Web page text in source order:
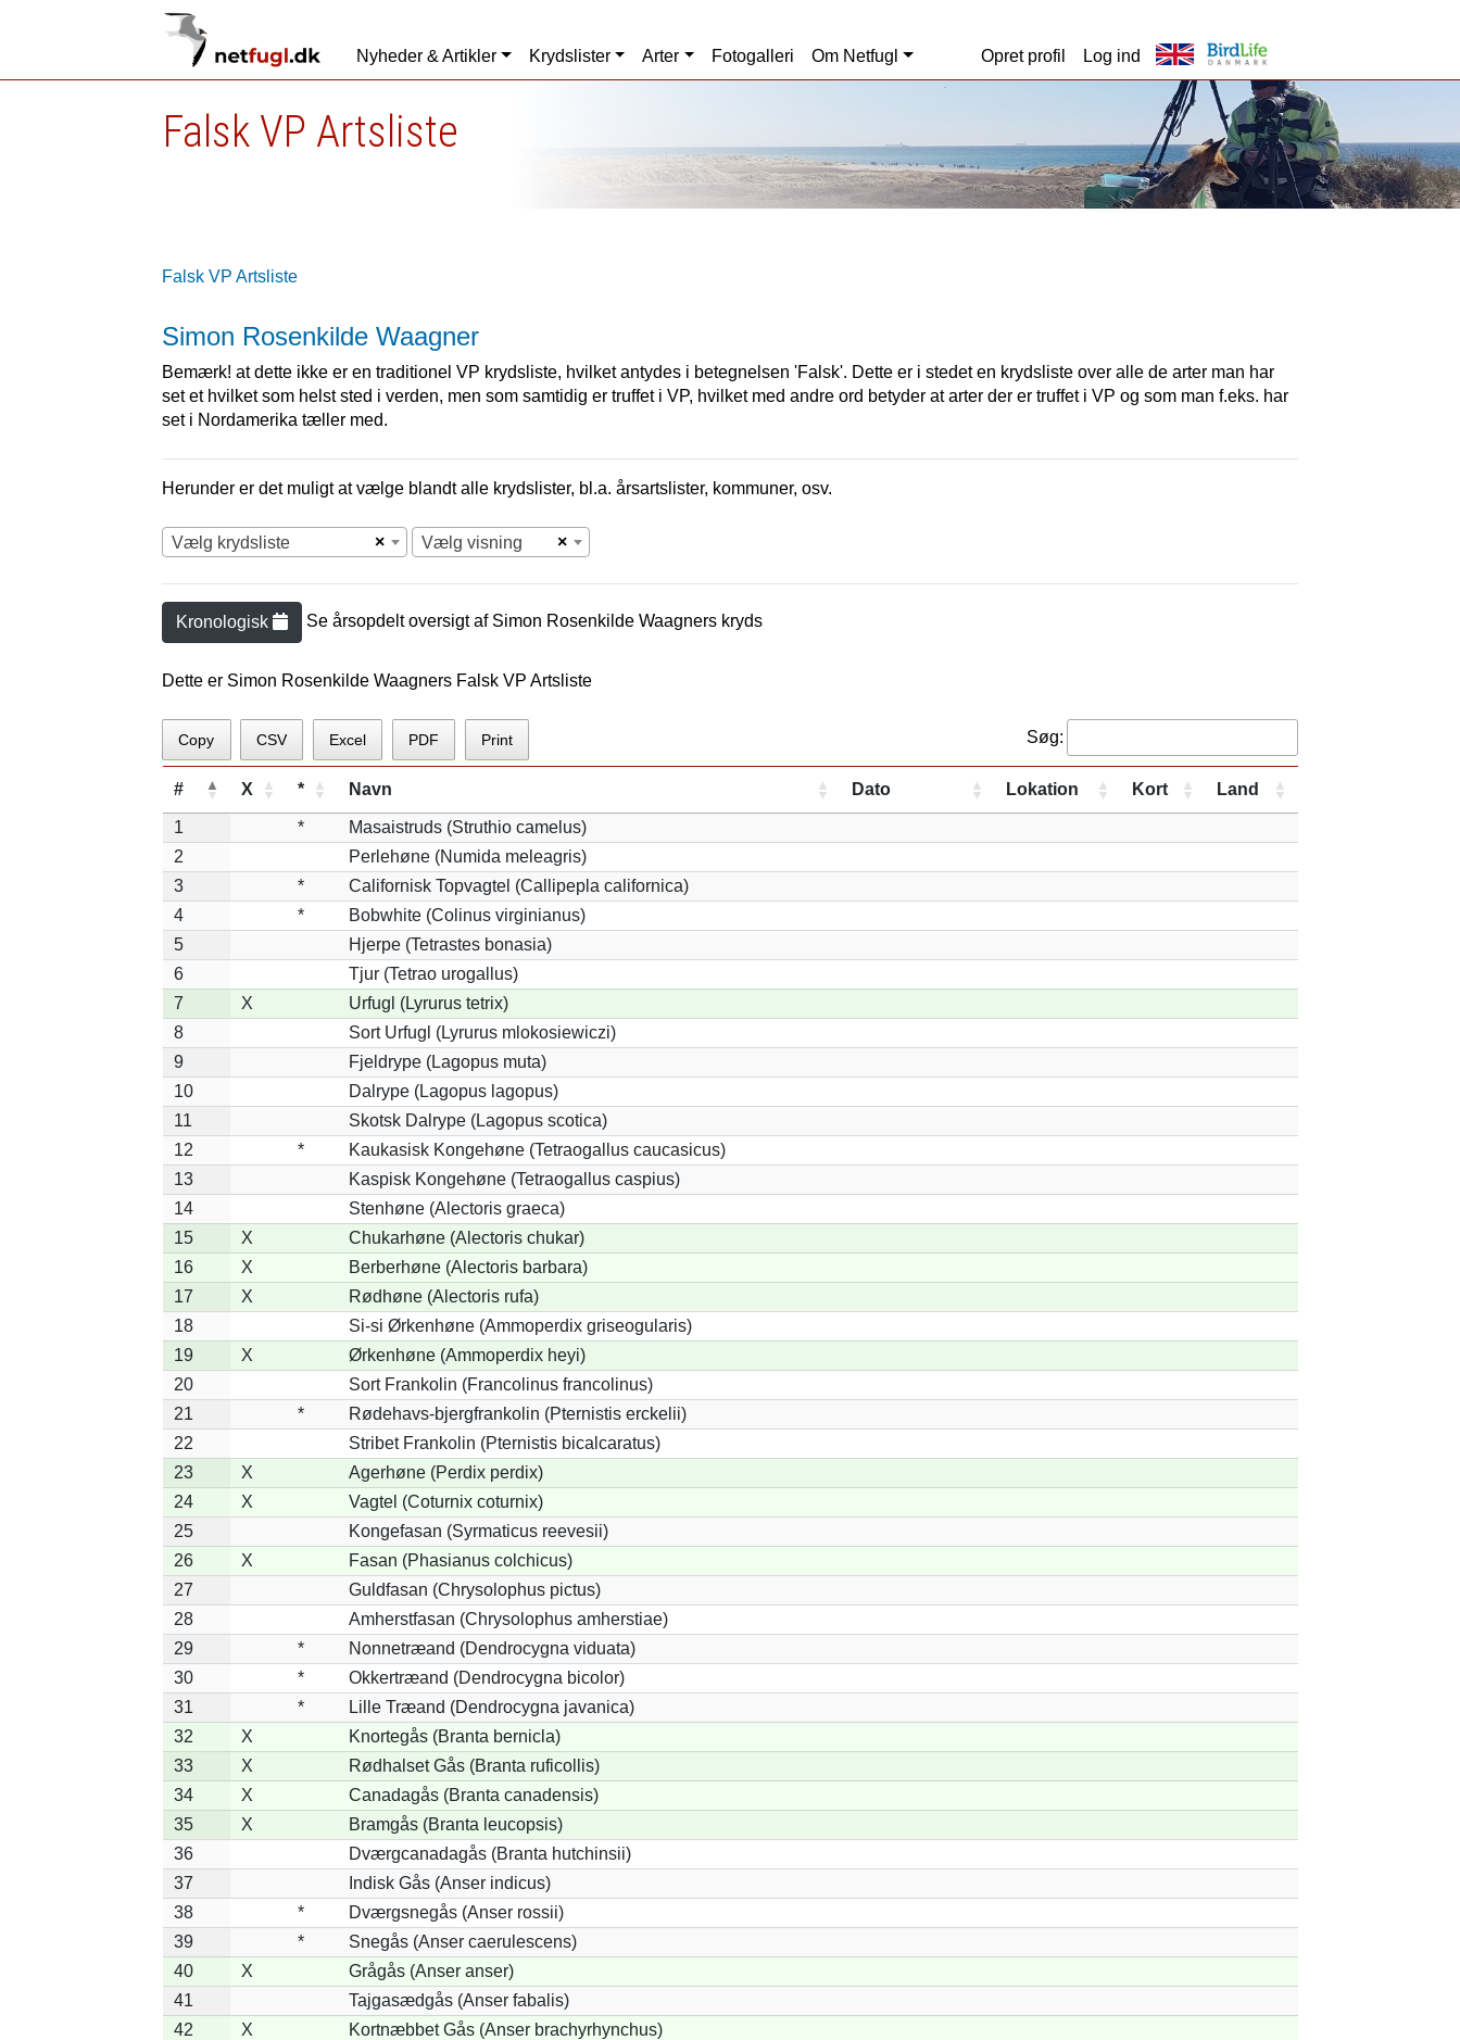
Nyheder & Artikler Krydslister Arter Fotogalleri Om Netfugl Opret profil Log ind
Falsk VP Artsliste
Falsk VP Artsliste
Simon Rosenkilde Waagner
Bemærk! at dette ikke er en traditionel VP krydsliste, hvilket antydes i betegnelsen 'Falsk'. Dette er i stedet en krydsliste over alle de arter man har
set et hvilket som helst sted i verden, men som samtidig er truffet i VP, hvilket med andre ord betyder at arter der er truffet i VP og som man f.eks. har
set i Nordamerika tæller med.
Herunder er det muligt at vælge blandt alle krydslister, bl.a. årsartslister, kommuner, osv.
×
Vælg krydsliste ×
Vælg visning
Kronologisk Se årsopdelt oversigt af Simon Rosenkilde Waagners kryds
Dette er Simon Rosenkilde Waagners Falsk VP Artsliste
Copy CSV Excel PDF Print Søg:
# X * Navn Dato Lokation Kort Land
1 *
Masaistruds (Struthio camelus)
2
Perlehøne (Numida meleagris)
3
*
Californisk Topvagtel (Callipepla californica)
4
*
Bobwhite (Colinus virginianus)
5
Hjerpe (Tetrastes bonasia)
6
Tjur (Tetrao urogallus)
7
X
Urfugl (Lyrurus tetrix)
8
Sort Urfugl (Lyrurus mlokosiewiczi)
9
Fjeldrype (Lagopus muta)
10
Dalrype (Lagopus lagopus)
11
Skotsk Dalrype (Lagopus scotica)
12
*
Kaukasisk Kongehøne (Tetraogallus caucasicus)
13
Kaspisk Kongehøne (Tetraogallus caspius)
14
Stenhøne (Alectoris graeca)
15
X
Chukarhøne (Alectoris chukar)
16
X
Berberhøne (Alectoris barbara)
17
X
Rødhøne (Alectoris rufa)
18
Si-si Ørkenhøne (Ammoperdix griseogularis)
19
X
Ørkenhøne (Ammoperdix heyi)
20
Sort Frankolin (Francolinus francolinus)
21
*
Rødehavs-bjergfrankolin (Pternistis erckelii)
22
Stribet Frankolin (Pternistis bicalcaratus)
23
X
Agerhøne (Perdix perdix)
24
X
Vagtel (Coturnix coturnix)
25
Kongefasan (Syrmaticus reevesii)
26
X
Fasan (Phasianus colchicus)
27
Guldfasan (Chrysolophus pictus)
28
Amherstfasan (Chrysolophus amherstiae)
29
*
Nonnetræand (Dendrocygna viduata)
30
*
Okkertræand (Dendrocygna bicolor)
31
*
Lille Træand (Dendrocygna javanica)
32
X
Knortegås (Branta bernicla)
33
X
Rødhalset Gås (Branta ruficollis)
34
X
Canadagås (Branta canadensis)
35
X
Bramgås (Branta leucopsis)
36
Dværgcanadagås (Branta hutchinsii)
37
Indisk Gås (Anser indicus)
38
*
Dværgsnegås (Anser rossii)
39
*
Snegås (Anser caerulescens)
40
X
Grågås (Anser anser)
41
Tajgasædgås (Anser fabalis)
42
X
Kortnæbbet Gås (Anser brachyrhynchus)